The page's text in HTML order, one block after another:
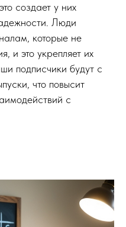
создает у них
Люди
которые не
и это укрепляет их
подписчики будут с
что повысит
с